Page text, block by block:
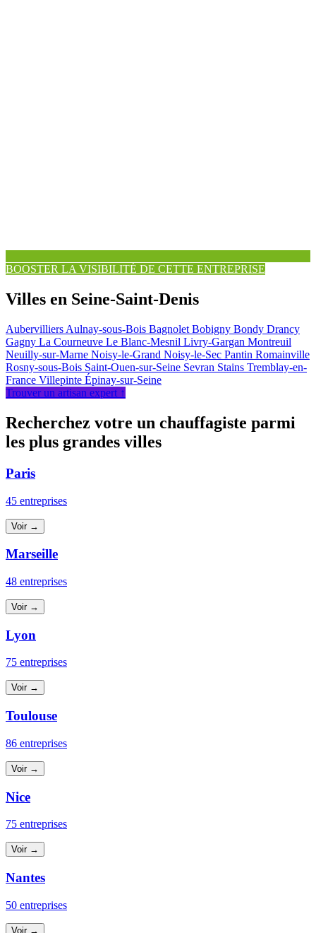
BOOSTER LA VISIBILITÉ DE CETTE ENTREPRISE
Villes en Seine-Saint-Denis
Aubervilliers Aulnay-sous-Bois Bagnolet Bobigny Bondy Drancy
Gagny La Courneuve Le Blanc-Mesnil Livry-Gargan Montreuil
Neuilly-sur-Marne Noisy-le-Grand Noisy-le-Sec Pantin Romainville
Rosny-sous-Bois Saint-Ouen-sur-Seine Sevran Stains Tremblay-en-
France Villepinte Épinay-sur-Seine
Trouver un artisan expert ↑
Recherchez votre un chauffagiste parmi
les plus grandes villes
Paris
45 entreprises
Voir →
Marseille
48 entreprises
Voir →
Lyon
75 entreprises
Voir →
Toulouse
86 entreprises
Voir →
Nice
75 entreprises
Voir →
Nantes
50 entreprises
Voir →